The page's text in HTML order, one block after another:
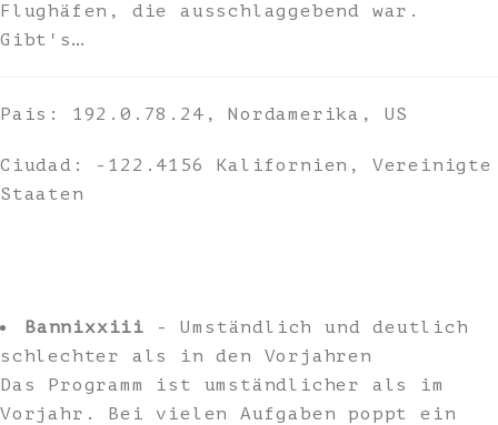
Flughäfen, die ausschlaggebend war.
Gibt's…
País: 192.0.78.24, Nordamerika, US
Ciudad: -122.4156 Kalifornien, Vereinigte
Staaten
Bannixxiii - Umständlich und deutlich
schlechter als in den Vorjahren
Das Programm ist umständlicher als im
Vorjahr. Bei vielen Aufgaben poppt ein